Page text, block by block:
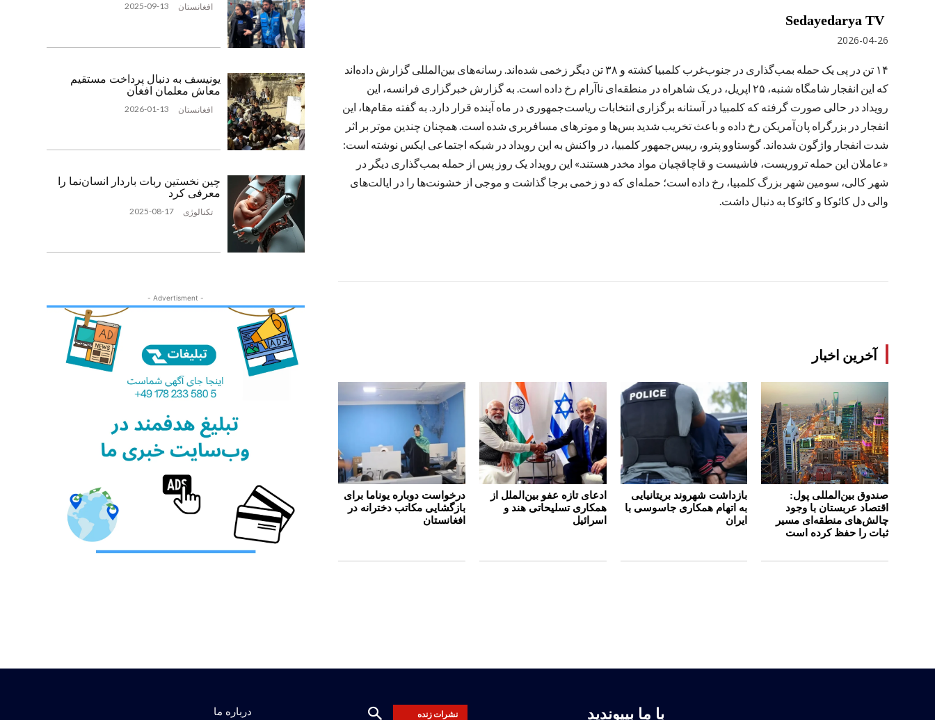
افغانستان 2025-09-13
یونیسف به دنبال پرداخت مستقیم
معاش معلمان افغان
افغانستان 2026-01-13
چین نخستین ربات باردار انسان‌نما را
معرفی کرد
تکنالوژی 2025-08-17
- Advertisment -
Sedayedarya TV
2026-04-26
۱۴ تن در پی یک حمله بمب‌گذاری در جنوب‌غرب کلمبیا کشته و ۳۸ تن دیگر زخمی شده‌اند. رسانه‌های بین‌المللی گزارش داده‌اند
که این انفجار شامگاه شنبه، ۲۵ اپریل، در یک شاهراه در منطقه‌ای ناآرام رخ داده است. به گزارش خبرگزاری فرانسه، این
رویداد در حالی صورت گرفته که کلمبیا در آستانه برگزاری انتخابات ریاست‌جمهوری در ماه آینده قرار دارد. به گفته مقام‌ها، این
انفجار در بزرگراه پان‌آمریکن رخ داده و باعث تخریب شدید بس‌ها و موترهای مسافربری شده است. همچنان چندین موتر بر اثر
شدت انفجار واژگون شده‌اند. گوستاوو پترو، رییس‌جمهور کلمبیا، در واکنش به این رویداد در شبکه اجتماعی ایکس نوشته است:
«عاملان این حمله تروریست، فاشیست و قاچاقچیان مواد مخدر هستند.» این رویداد یک روز پس از حمله بمب‌گذاری دیگر در
شهر کالی، سومین شهر بزرگ کلمبیا، رخ داده است؛ حمله‌ای که دو زخمی برجا گذاشت و موجی از خشونت‌ها را در ایالت‌های
والی دل کائوکا و کائوکا به دنبال داشت.
آخرین اخبار
صندوق بین‌المللی پول:
اقتصاد عربستان با وجود
چالش‌های منطقه‌ای مسیر
ثبات را حفظ کرده است
بازداشت شهروند بریتانیایی
به اتهام همکاری جاسوسی با
ایران
ادعای تازه عفو بین‌الملل از
همکاری تسلیحاتی هند و
اسرائیل
درخواست دوباره یوناما برای
بازگشایی مکاتب دخترانه در
افغانستان
درباره ما نشرات زنده با ما بپیوندید